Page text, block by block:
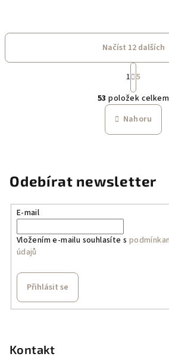
O
v
l
í
k
i
Načíst 12 dalších
S
t
r
á
n
k
o
í
1 5
53 položek celkem
Nahoru
Odebírat newsletter
E-mail
Vložením e-mailu souhlasíte s
údajů
Přihlásit se
Kontakt